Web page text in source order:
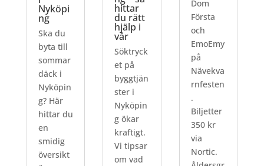
Nyköpi
ng
Ska du
byta till
sommar
däck i
Nyköpin
g? Här
hittar du
en
smidig
översikt
hittar
du rätt
hjälp i
vår
Söktryck
et på
byggtjän
ster i
Nyköpin
g ökar
kraftigt.
Vi tipsar
om vad
Dom
Första
och
EmoEmy
på
Nävekva
rnfesten
.
Biljetter
350 kr
via
Nortic.